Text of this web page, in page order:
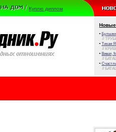
Куплю диплом
Новые
•
//
• Тихая
//
• Виват,
//
•
//